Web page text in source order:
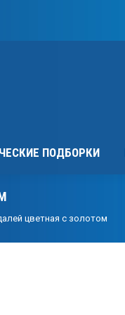
ПОДБОРКИ
цветная с золотом